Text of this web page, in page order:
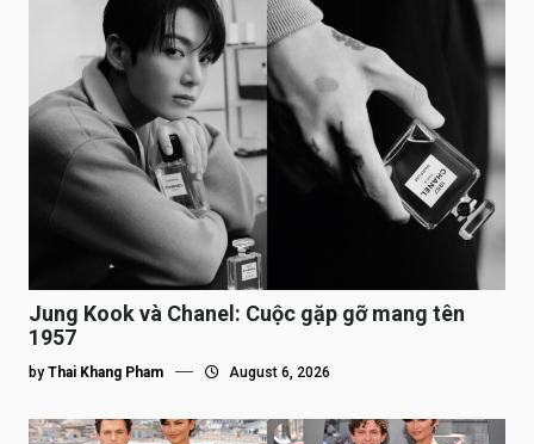
Jung Kook và Chanel: Cuộc gặp gỡ mang tên
1957
by Thai Khang Pham August 6, 2026